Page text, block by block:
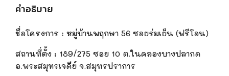
คำอธิบาย
ชื่อโครงการ : หมู่บ้านพฤกษา 56 ซอยร่มเย็น (ฟรีโอน)
สถานที่ตั้ง : 189/275 ซอย 10 ต.ในคลองบางปลากด
อ.พระสมุทรเจดีย์ จ.สมุทรปราการ